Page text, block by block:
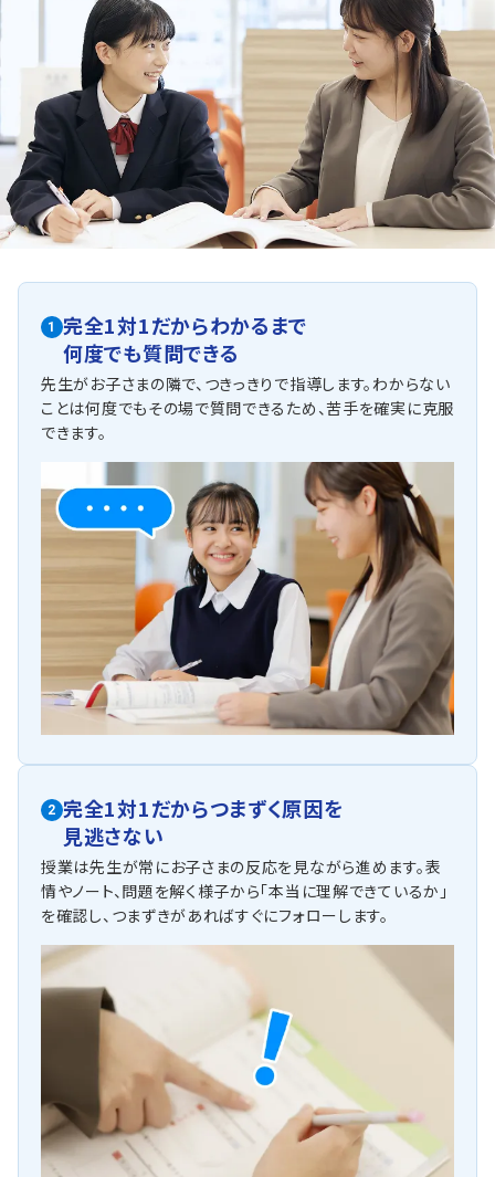
・定期テスト・内申点対策コース
・公立入試対策コース
北中学校
【内申点向上プラン】
授業で手を挙げられるよう、少し先取り学習を行い、定期テ
ストだけでなく、平常点も取れる指導をしていきます。
武里中学校
【内申点向上プラン】
授業で手を挙げられるよう、少し先取り学習を行い、定期テ
ストだけでなく、平常点も取れる指導をしていきます。
他にも以下の学校に対応しています
栄進中学校 新栄中学校
豊野中学校 北陽中学校 開智中学校 獨協埼玉中学校など
1
完全1対1だからわかるまで
何度でも質問できる
先生がお子さまの隣で、つきっきりで指導します。わからない
ことは何度でもその場で質問できるため、苦手を確実に克服
できます。
2 完全1対1だからつまずく原因を
見逃さない
授業は先生が常にお子さまの反応を見ながら進めます。表
情やノート、問題を解く様子から「本当に理解できているか」
を確認し、つまずきがあればすぐにフォローします。